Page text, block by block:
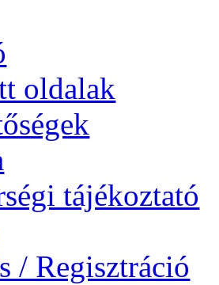
oldalak
tájékoztató
/ Regisztráció